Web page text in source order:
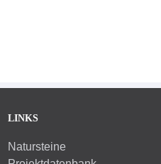
LINKS
Natursteine